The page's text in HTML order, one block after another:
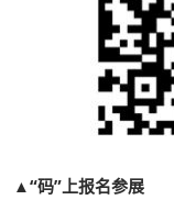
▲“码”上报名参展